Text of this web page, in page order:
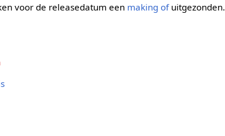
voor de releasedatum een making ofuitgezonden.